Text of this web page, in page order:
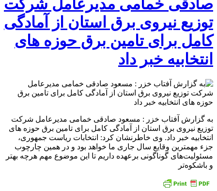
صادقی خمامی مدیرعامل شرکت
توزیع نیروی برق استان از آمادگی
کامل برای تامین برق حوزه های
انتخابیه خبر داد
به گزارش آفتاب خزر : مسعود صادقی خمامی مدیرعامل شرکت
توزیع نیروی برق استان از آمادگی کامل برای تامین برق حوزه های
انتخابیه خبر داد. وی خاطرنشان کرد: انتخابات ریاست جمهوری،
جزء مهمترین وقایع سال جاری ما خواهد بود و در همین چارچوب
مسئولیت‌های گوناگونی برعهده داریم تا این موضوع مهم هرچه بهتر
و باشکوه‌تر